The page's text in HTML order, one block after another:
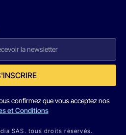
confirmez que vous acceptez nos
et Conditions
SAS. tous droits réservés.